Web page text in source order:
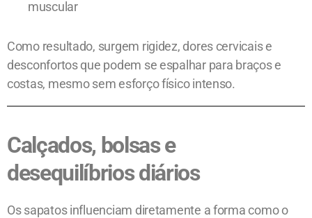
muscular
Como resultado, surgem rigidez, dores cervicais e
desconfortos que podem se espalhar para braços e
costas, mesmo sem esforço físico intenso.
Calçados, bolsas e
desequilíbrios diários
Os sapatos influenciam diretamente a forma como o